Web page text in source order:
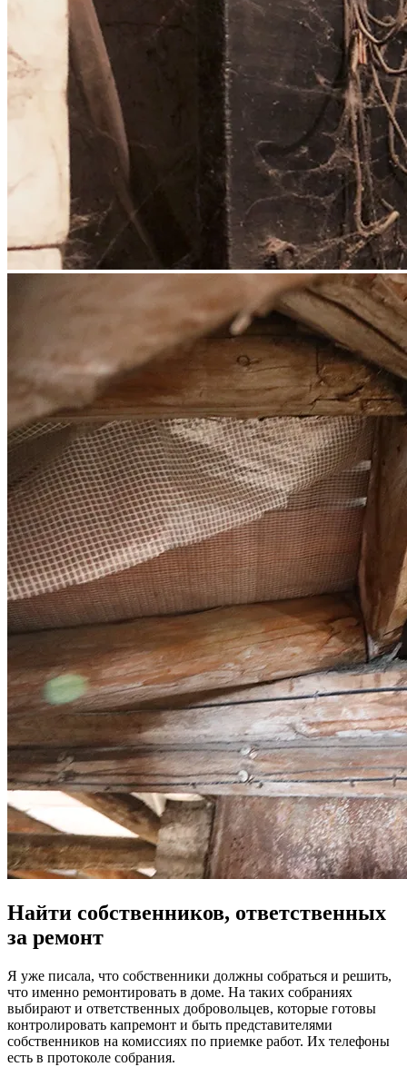
Найти собственников, ответственных
за ремонт
Я уже писала, что собственники должны собраться и решить,
что именно ремонтировать в доме. На таких собраниях
выбирают и ответственных добровольцев, которые готовы
контролировать капремонт и быть представителями
собственников на комиссиях по приемке работ. Их телефоны
есть в протоколе собрания.